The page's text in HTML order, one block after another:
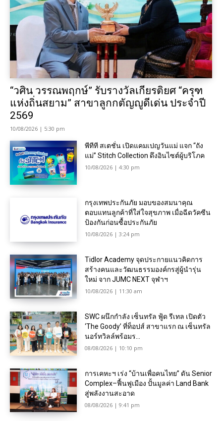
“วศิน วรรณพฤกษ์” รับรางวัลเกียรติยศ “ครุฑ
แห่งถิ่นสยาม” สาขาลูกกตัญญูดีเด่น ประจำปี
2569
10/08/2026 | 5:30 pm
พีทีที สเตชั่น เปิดแคมเปญวันแม่ แจก “ถัง
แม่” Stitch Collection ดึงอินไซต์ผู้บริโภค
10/08/2026 | 4:30 pm
กรุงเทพประกันภัย มอบของสมนาคุณ
ตอบแทนลูกค้าที่ใส่ใจสุขภาพ เมื่อฉีดวัคซีน
ป้องกันก่อนซื้อประกันภัย
10/08/2026 | 3:24 pm
Tidlor Academy จุดประกายแนวคิดการ
สร้างคนและวัฒนธรรมองค์กรสู่ผู้นำรุ่น
ใหม่ จาก JUMC NEXT จุฬาฯ
10/08/2026 | 11:30 am
SWC ผนึกกำลัง เซ็นทรัล ฟู้ด รีเทล เปิดตัว
‘The Goody’ ที่ท็อปส์ สาขาแรก ณ เซ็นทรัล
นอร์ทวิลล์พร้อมร...
08/08/2026 | 10:10 pm
การเคหะฯ เร่ง “บ้านเพื่อคนไทย” ดัน Senior
Complex–ฟื้นฟูเมือง ปั้นมูลค่า Land Bank
สู่พลังงานสะอาด
08/08/2026 | 9:41 pm